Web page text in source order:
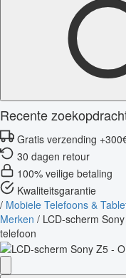
Recente
Gratis verzending
30 dagen retour
100% veilige betaling
Kwaliteitsgarantie
/ Mobiele Telefoons &
Merken / LCD-scherm
telefoon